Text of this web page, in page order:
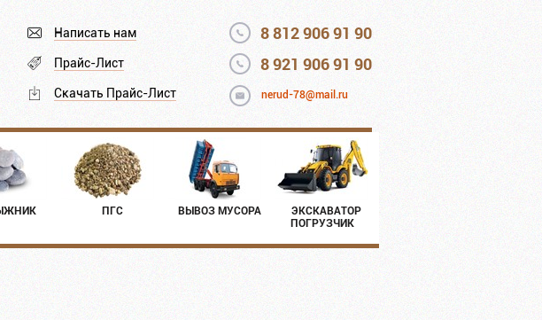
Написать нам
Прайс-Лист
Скачать Прайс-Лист
8 812 906 91 90
8 921 906 91 90
nerud-78@mail.ru
ПГС ВЫВОЗ МУСОРА
ЭКСКАВАТОР
ПОГРУЗЧИК